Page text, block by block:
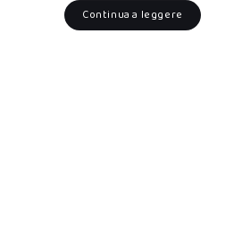
Continua a leggere